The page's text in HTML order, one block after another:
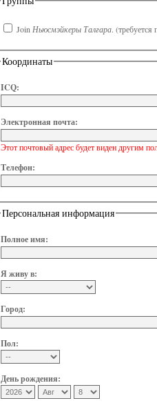
Join Ньюсмэйкеры Талгара. (требуется
Координаты
ICQ:
Электронная почта:
Этот почтовый адрес будет виден другим
Телефон:
Персональная информация
Полное имя:
Я живу в:
Город:
Пол:
День рождения: